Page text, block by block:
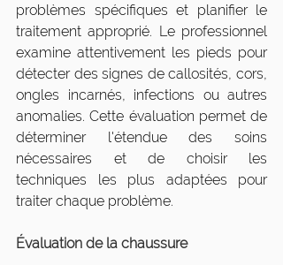
problèmes spécifiques et planifier le
traitement approprié. Le professionnel
examine attentivement les pieds pour
détecter des signes de callosités, cors,
ongles incarnés, infections ou autres
anomalies. Cette évaluation permet de
déterminer l'étendue des soins
nécessaires et de choisir les
techniques les plus adaptées pour
traiter chaque problème.
Évaluation de la chaussure